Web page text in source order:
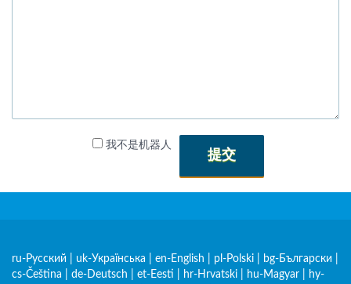
我不是机器人
提交
ru-Русский uk-Українська en-English pl-Polski bg-Български
cs-Čeština
de-Deutsch et-Eesti hr-Hrvatski hu-Magyar
hy-